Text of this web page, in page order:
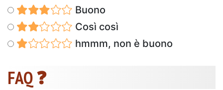
Buono
Così così
hmmm, non è buono
FAQ ❓